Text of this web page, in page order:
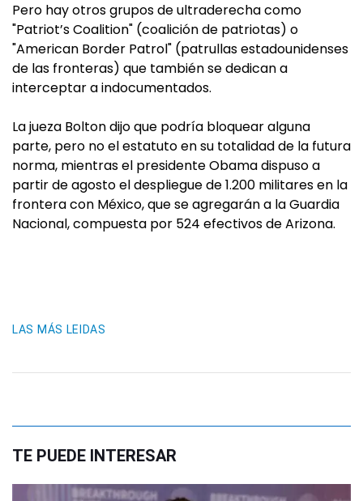
Pero hay otros grupos de ultraderecha como
"Patriot’s Coalition" (coalición de patriotas) o
"American Border Patrol" (patrullas estadounidenses
de las fronteras) que también se dedican a
interceptar a indocumentados.
La jueza Bolton dijo que podría bloquear alguna
parte, pero no el estatuto en su totalidad de la futura
norma, mientras el presidente Obama dispuso a
partir de agosto el despliegue de 1.200 militares en la
frontera con México, que se agregarán a la Guardia
Nacional, compuesta por 524 efectivos de Arizona.
LAS MÁS LEIDAS
TE PUEDE INTERESAR